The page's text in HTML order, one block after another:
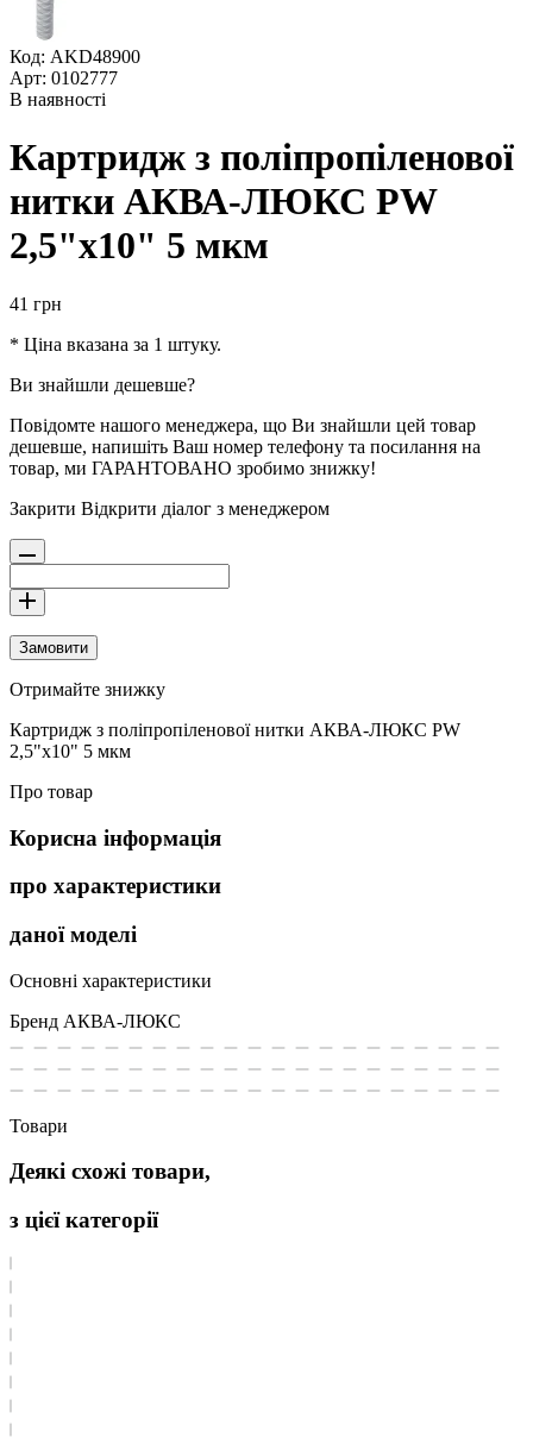
Код: AKD48900
Арт: 0102777
В наявності
Картридж з поліпропіленової
нитки АКВА-ЛЮКС PW
2,5"x10" 5 мкм
41 грн
* Ціна вказана за 1 штуку.
Ви знайшли дешевше?
Повідомте нашого менеджера, що Ви знайшли цей товар
дешевше, напишіть Ваш номер телефону та посилання на
товар, ми ГАРАНТОВАНО зробимо знижку!
Закрити Відкрити діалог з менеджером
Замовити
Отримайте знижку
Картридж з поліпропіленової нитки АКВА-ЛЮКС PW
2,5"x10" 5 мкм
Про товар
Корисна інформація
про характеристики
даної моделі
Основні характеристики
Бренд АКВА-ЛЮКС
Товари
Деякі схожі товари,
з цієї категорії